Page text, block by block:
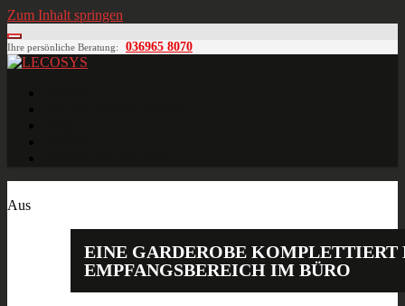
Zum Inhalt springen
Ihre persönliche Beratung: 036965 8070
Aus
EINE GARDEROBE KOMPLETTIERT
EMPFANGSBEREICH IM BÜRO